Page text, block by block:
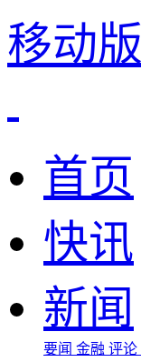
移动版
首页
快讯
新闻
要闻 金融 评论